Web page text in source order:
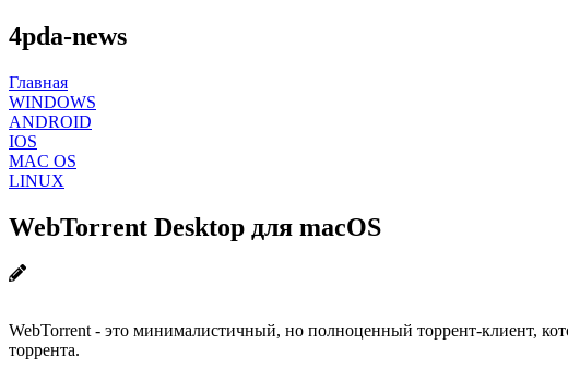
4pda-news
Главная
WINDOWS
ANDROID
IOS
MAC OS
LINUX
WebTorrent Desktop для macOS
WebTorrent - это минималистичный, но полноценный торрент-клиент,
торрента.